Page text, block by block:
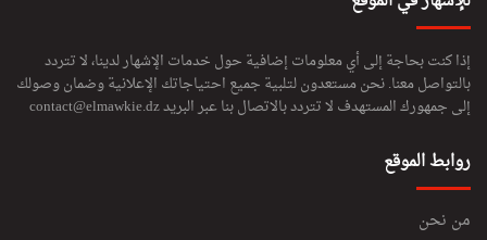
إذا كنت بحاجة إلى أي معلومات إضافية حول خدمات الإشهار لدينا، لا تتردد
بالتواصل معنا. نحن مستعدون لتلبية جميع احتياجاتك الإعلانية وضمان وصولك
إلى جمهورك المستهدف لا تتردد بالاتصال بنا عبر البريدcontact@elmawkie.dz
روابط الموقع
من نحن